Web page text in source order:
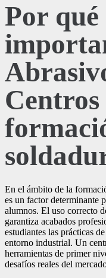
Por
Centros
En el ámbito de la
es un factor determinante
alumnos. El uso correcto
garantiza acabados
estudiantes las prácticas
entorno industrial. Un
herramientas de primer
desafíos reales del